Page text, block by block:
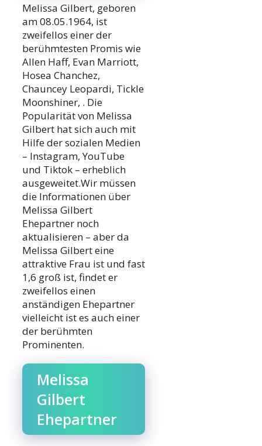
Melissa Gilbert, geboren
am 08.05.1964, ist
zweifellos einer der
berühmtesten Promis wie
Allen Haff, Evan Marriott,
Hosea Chanchez,
Chauncey Leopardi, Tickle
Moonshiner, . Die
Popularität von Melissa
Gilbert hat sich auch mit
Hilfe der sozialen Medien
– Instagram, YouTube
und Tiktok – erheblich
ausgeweitet.Wir müssen
die Informationen über
Melissa Gilbert
Ehepartner noch
aktualisieren – aber da
Melissa Gilbert eine
attraktive Frau ist und fast
1,6 groß ist, findet er
zweifellos einen
anständigen Ehepartner
vielleicht ist es auch einer
der berühmten
Prominenten.
Melissa
Gilbert
Ehepartner